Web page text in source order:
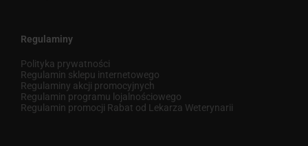
Regulaminy
Polityka prywatności
Regulamin sklepu internetowego
Regulaminy akcji promocyjnych
Regulamin programu lojalnościowego
Regulamin promocji Rabat od Lekarza Weterynarii